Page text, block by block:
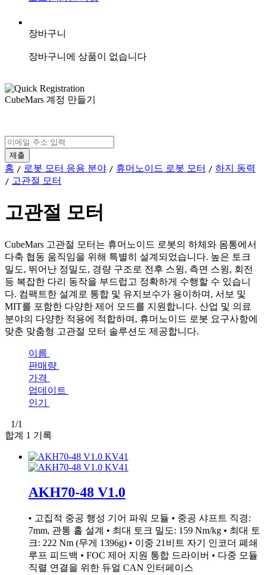
장바구니
장바구니에 상품이 없습니다
CubeMars 계정 만들기
홈 / 로봇 모터 응용 분야 / 휴머노이드 로봇 모터 / 하지 동력
/ 고관절 모터
고관절 모터
CubeMars 고관절 모터는 휴머노이드 로봇의 하체와 몸통에서
다축 협동 움직임을 위해 특별히 설계되었습니다. 높은 토크
밀도, 뛰어난 정밀도, 경량 구조로 전후 스윙, 측면 스윙, 회전
등 복잡한 다리 동작을 부드럽고 정확하게 수행할 수 있습니
다. 컴팩트한 설계로 통합 및 유지보수가 용이하며, 서보 및
MIT를 포함한 다양한 제어 모드를 지원합니다. 산업 및 의료
분야의 다양한 적용에 적합하며, 휴머노이드 로봇 요구사항에
맞춘 맞춤형 고관절 모터 솔루션도 제공합니다.
이름
판매량
가격
업데이트
인기
1/1
합계 1 기록
AKH70-48 V1.0
• 고집적 중공 행성 기어 파워 모듈 • 중공 샤프트 직경:
7mm, 관통 홀 설계 • 최대 토크 밀도: 159 Nm/kg • 최대 토
크: 222 Nm (무게 1396g) • 이중 21비트 자기 인코더 폐쇄
루프 피드백 • FOC 제어 지원 통합 드라이버 • 다중 모듈
직렬 연결을 위한 듀얼 CAN 인터페이스